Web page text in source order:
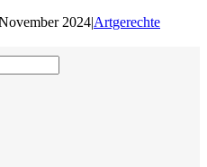
2024|Artgerechte